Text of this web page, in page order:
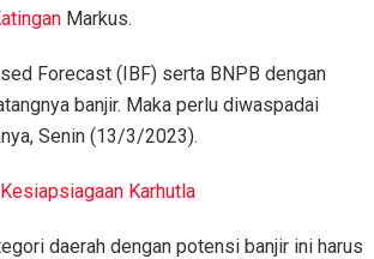
Markus.
Forecast (IBF) serta BNPB dengan
banjir. Maka perlu diwaspadai
Senin (13/3/2023).
Karhutla
daerah dengan potensi banjir ini harus